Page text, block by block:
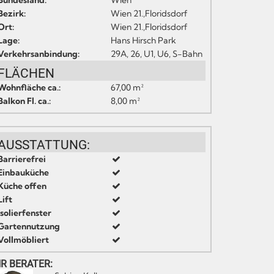
Wien 21.,Floridsdorf
Wien 21.,Floridsdorf
Hans Hirsch Park
29A, 26, U1, U6, S-Bahn
ca.:
67,00 m²
Fl. ca.:
8,00 m²
offen
BERATER: